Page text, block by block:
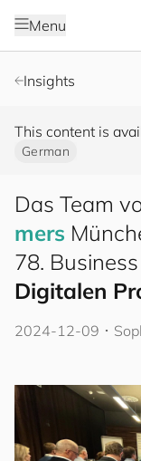
Menu
Insights
This content is
German
Das Team
mers
78.
Digitalen
2024-12-09 ･